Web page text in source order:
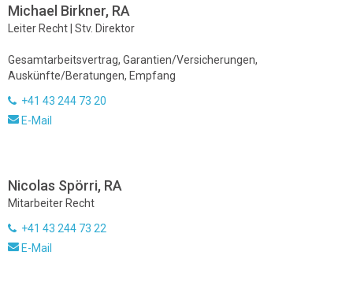
Michael Birkner, RA
Leiter Recht | Stv. Direktor
Gesamtarbeitsvertrag, Garantien/Versicherungen,
Auskünfte/Beratungen, Empfang
+41 43 244 73 20
E-Mail
Nicolas Spörri, RA
Mitarbeiter Recht
+41 43 244 73 22
E-Mail